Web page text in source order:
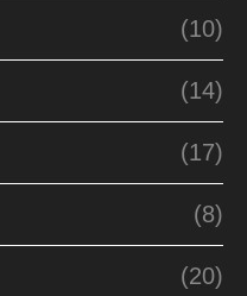
(10)
(14)
(17)
(8)
(20)